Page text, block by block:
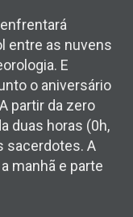
entre as nuvens
E
o aniversário
partir da zero
duas horas (0h,
sacerdotes. A
manhã e parte